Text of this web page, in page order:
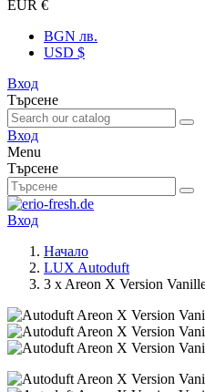
EUR €
BGN лв.
USD $
Вход
Търсене
Вход
Menu
Търсене
Вход
Начало
LUX Autoduft
3 x Areon X Version